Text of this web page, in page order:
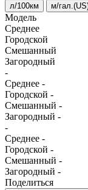
л/100км м/
Модель
Среднее
Городской
Смешанный
Загородный
-
Среднее -
Городской -
Смешанный -
Загородный -
-
Среднее -
Городской -
Смешанный -
Загородный -
Поделиться